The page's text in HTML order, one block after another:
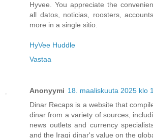
Hyvee. You appreciate the
all datos, noticias, roosters,
more in a single sitio.
HyVee Huddle
Vastaa
Anonyymi 18. maaliskuuta 2025 klo
Dinar Recaps is a website that
dinar from a variety of sources,
news outlets and currency
and the Iraqi dinar's value on the